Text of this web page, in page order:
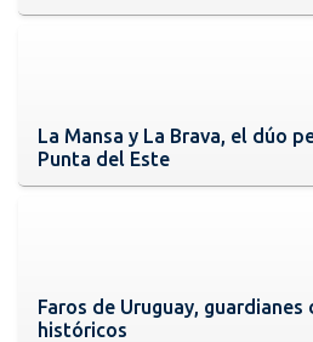
La Mansa y La Brava, el dúo
Punta del Este
Faros de Uruguay,
históricos